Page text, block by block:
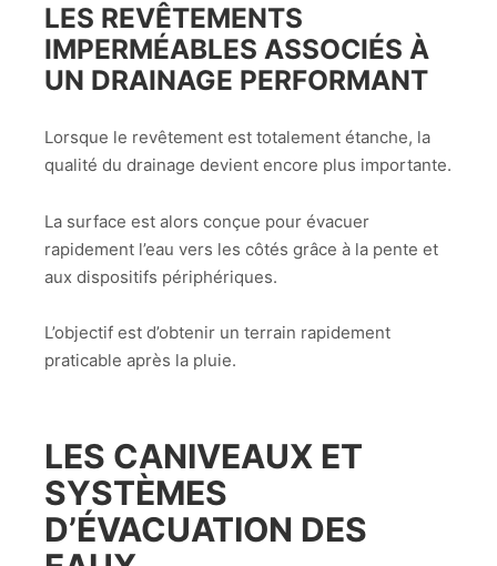
LES REVÊTEMENTS
IMPERMÉABLES ASSOCIÉS À
UN DRAINAGE PERFORMANT
Lorsque le revêtement est totalement étanche, la
qualité du drainage devient encore plus importante.
La surface est alors conçue pour évacuer
rapidement l’eau vers les côtés grâce à la pente et
aux dispositifs périphériques.
L’objectif est d’obtenir un terrain rapidement
praticable après la pluie.
LES CANIVEAUX ET
SYSTÈMES
D’ÉVACUATION DES